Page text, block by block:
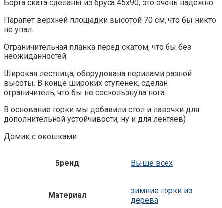
Борта ската сделаны из бруса 45х90, это очень надежно.
Парапет верхней площадки высотой 70 см, что бы никто
не упал.
Ограничительная планка перед скатом, что бы без
неожиданностей.
Широкая лестница, оборудована перилами разной
высоты. В конце широких ступенек, сделан
ограничитель, что бы не соскользнула нога.
В основание горки мы добавили стол и лавочки для
дополнительной устойчивости, ну и для лентяев)
Домик с окошками
Бренд Выше всех
Материал
зимние горки из
дерева